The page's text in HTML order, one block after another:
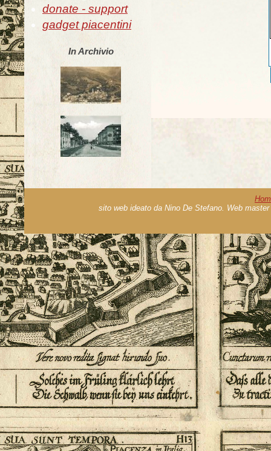
donate - support
gadget piacentini
In Archivio
sito web ideato da Nino De Stefano. Web